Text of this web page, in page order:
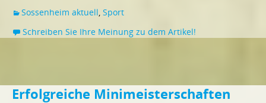
Sossenheim aktuell Sport
Schreiben Sie Ihre Meinung zu dem Artikel!
Erfolgreiche Minimeisterschaften